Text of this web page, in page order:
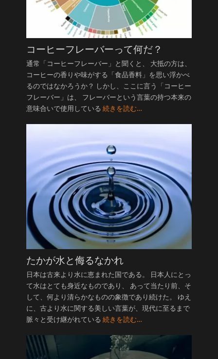
コーヒーフレーバーって何だ？
通常「コーヒーフレーバー」と聞くと、 大抵の方は、
コーヒーの香りや味がする「食品香料」を思い浮かべ
るのではなかろうか？ しかし、ここに言う「コーヒー
フレーバー」は、 フレーバーという言葉の持つ本来の
意味合いで使用している 続きを読む…
たかが水と侮るなかれ
日本は古来より水に恵まれた国である。 日本人にとっ
て水はとても身近なものであり、 あって当たり前、そ
して、何より清らかなものの象徴であり続けた。 ゆえ
に、古より水に関する美しい言葉が、現代に至るまで
脈々と受け継がれている 続きを読む…